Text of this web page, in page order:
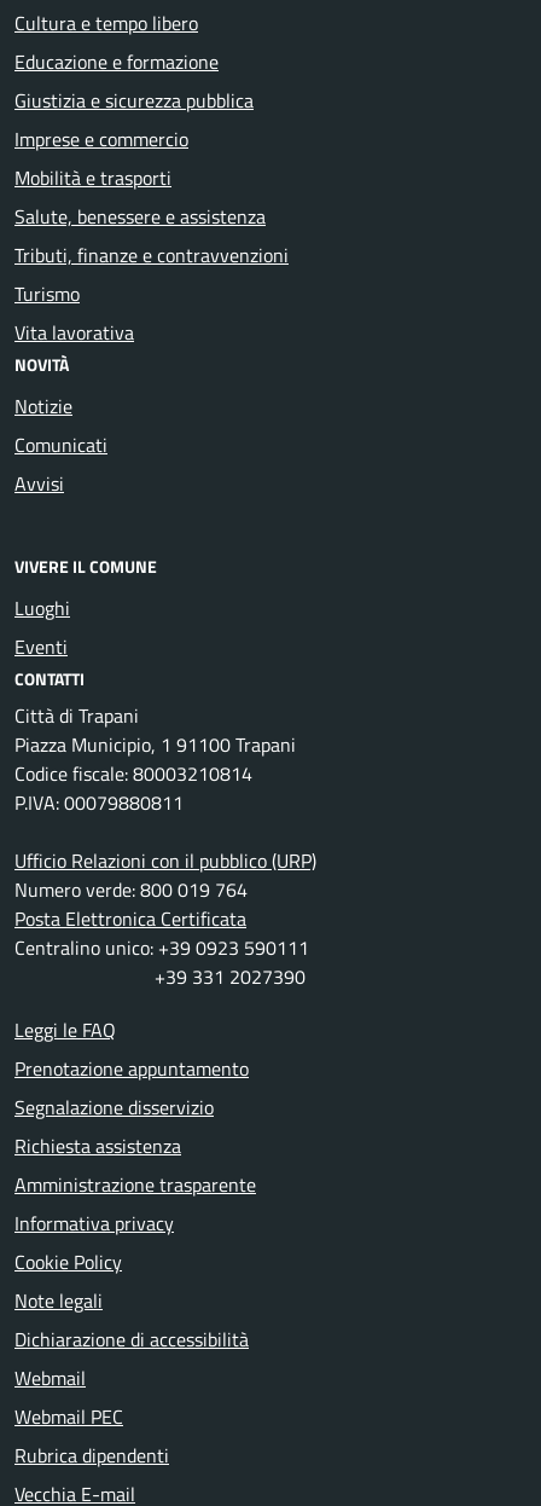
Cultura e tempo libero
Educazione e formazione
Giustizia e sicurezza pubblica
Imprese e commercio
Mobilità e trasporti
Salute, benessere e assistenza
Tributi, finanze e contravvenzioni
Turismo
Vita lavorativa
NOVITÀ
Notizie
Comunicati
Avvisi
VIVERE IL COMUNE
Luoghi
Eventi
CONTATTI
Città di Trapani
Piazza Municipio, 1 91100 Trapani
Codice fiscale: 80003210814
P.IVA: 00079880811
Ufficio Relazioni con il pubblico (URP)
Numero verde: 800 019 764
Posta Elettronica Certificata
Centralino unico: +39 0923 590111
+39 331 2027390
Leggi le FAQ
Prenotazione appuntamento
Segnalazione disservizio
Richiesta assistenza
Amministrazione trasparente
Informativa privacy
Cookie Policy
Note legali
Dichiarazione di accessibilità
Webmail
Webmail PEC
Rubrica dipendenti
Vecchia E-mail